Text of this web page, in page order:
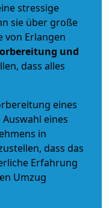
stressige
sie über große
von Erlangen
und
dass alles
eines
eines
in
dass das
Erfahrung
Umzug